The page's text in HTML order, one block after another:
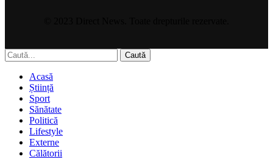
Caută
Acasă
Știință
Sport
Sănătate
Politică
Lifestyle
Externe
Călătorii